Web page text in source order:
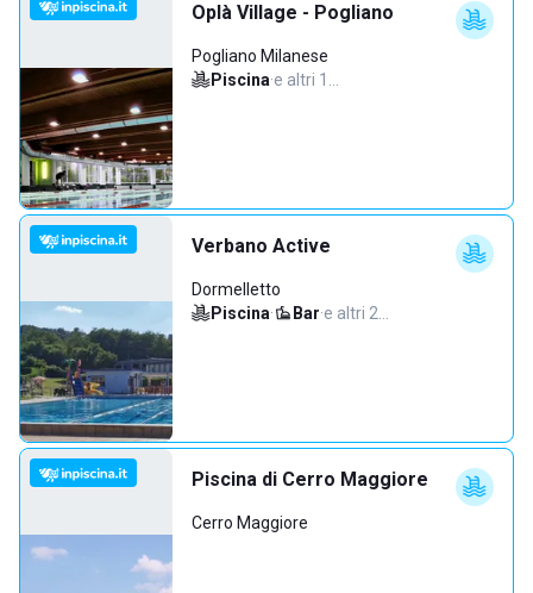
Oplà Village - Pogliano
Pogliano Milanese
Piscina·e altri 1…
Verbano Active
Dormelletto
Piscina· Bar·e altri 2…
Piscina di Cerro Maggiore
Cerro Maggiore